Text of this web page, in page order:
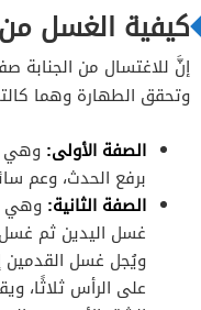
كيفية الغسل من
إنَّ للاغتسال من الجنابة
وتحقق الطهارة وهما
الصفة الأولى: وهي
برفع الحدث، وعم
الصفة الثانية: وهي
غسل اليدين ثم
ويُجل غسل القدمين
على الرأس ثلاثًا،